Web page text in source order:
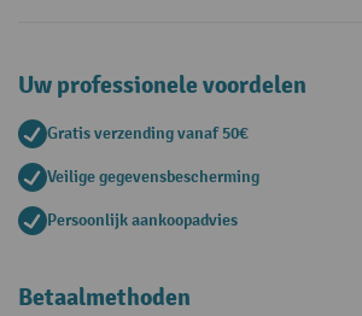
Uw professionele voordelen
Gratis verzending vanaf 50€
Veilige gegevensbescherming
Persoonlijk aankoopadvies
Betaalmethoden